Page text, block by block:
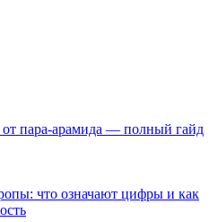
пара-арамида — полный гайд
что означают цифры и как